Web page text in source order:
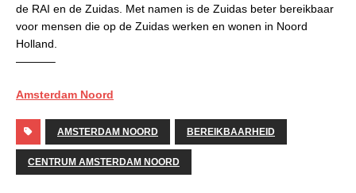
de RAI en de Zuidas. Met namen is de Zuidas beter bereikbaar
voor mensen die op de Zuidas werken en wonen in Noord
Holland.
———–
Amsterdam Noord
AMSTERDAM NOORD BEREIKBAARHEID
CENTRUM AMSTERDAM NOORD